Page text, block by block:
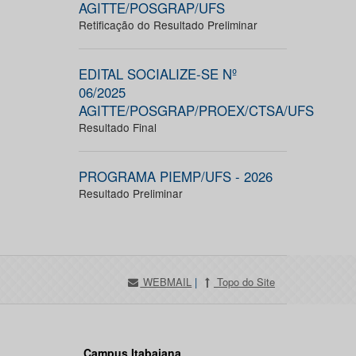
AGITTE/POSGRAP/UFS
Retificação do Resultado Preliminar
EDITAL SOCIALIZE-SE Nº
06/2025
AGITTE/POSGRAP/PROEX/CTSA/UFS
Resultado Final
PROGRAMA PIEMP/UFS - 2026
Resultado Preliminar
WEBMAIL | Topo do Site
Campus Itabaiana